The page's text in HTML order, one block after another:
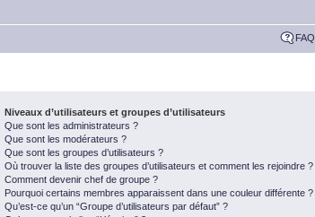
FAQ
Niveaux d’utilisateurs et groupes d’utilisateurs
Que sont les administrateurs ?
Que sont les modérateurs ?
Que sont les groupes d’utilisateurs ?
Où trouver la liste des groupes d’utilisateurs et comment les rejoindre ?
Comment devenir chef de groupe ?
Pourquoi certains membres apparaissent dans une couleur différente ?
Qu’est-ce qu’un “Groupe d’utilisateurs par défaut” ?